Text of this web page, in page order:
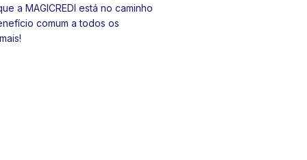
a MAGICREDI está no caminho
comum a todos os